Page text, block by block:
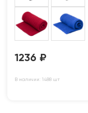
1236 ₽
В наличии: 1488 шт